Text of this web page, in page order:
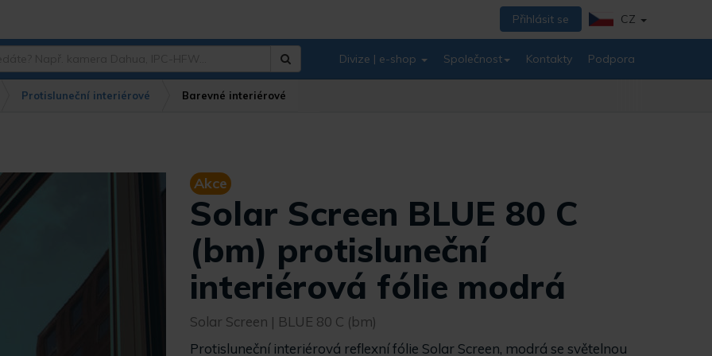
Přihlásit se CZ
Divize | e-shop Společnost Kontakty Podpora
Protisluneční interiérové Barevné interiérové
Akce
Solar Screen BLUE 80 C
(bm) protisluneční
interiérová fólie modrá
Solar Screen | BLUE 80 C (bm)
Protisluneční interiérová reflexní fólie Solar Screen, modrá se světelnou